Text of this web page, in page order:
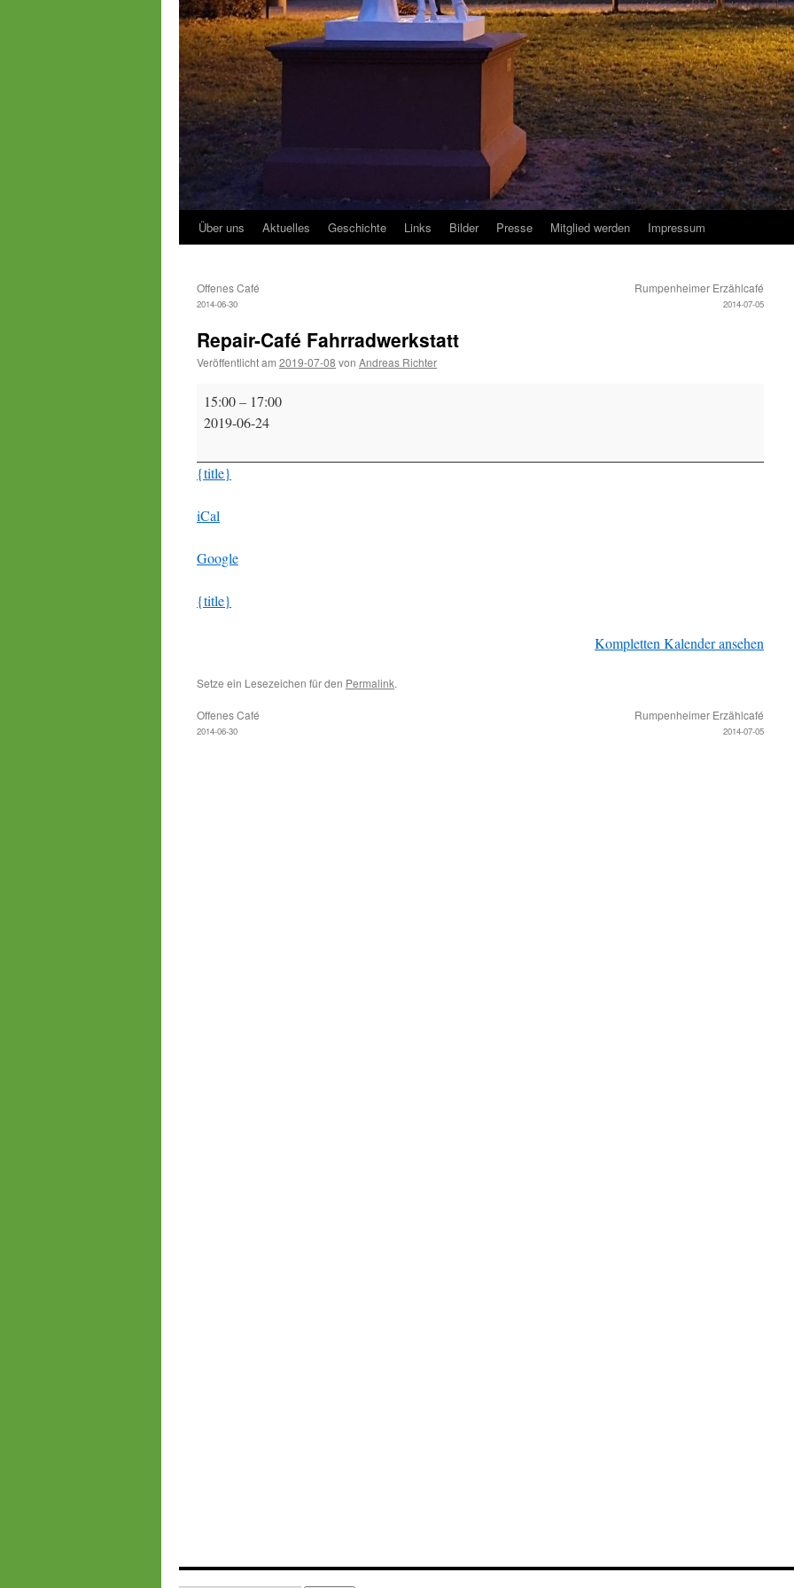
Über uns Aktuelles Geschichte Links Bilder Presse Mitglied werden Impressum
Offenes Café
2014-06-30
Rumpenheimer Erzählcafé
2014-07-05
Repair-Café Fahrradwerkstatt
Veröffentlicht am 2019-07-08 von Andreas Richter
Repair-
Café
15:00– 17:00
2019-06-24
{title}
iCal
Google
{title}
Kompletten Kalender ansehen
Setze ein Lesezeichen für den Permalink.
Offenes Café
2014-06-30
Rumpenheimer Erzählcafé
2014-07-05